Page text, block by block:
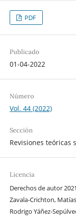
PDF
Publicado
01-04-2022
Número
Vol. 44 (2022)
Sección
Revisiones teóricas
Licencia
Derechos de autor
Zavala-Crichton,
Rodrigo Yáñez-